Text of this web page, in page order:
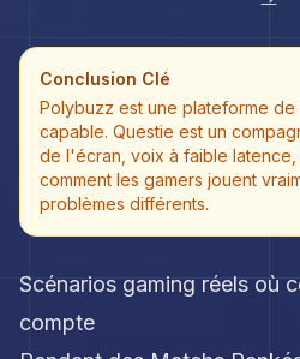
Conclusion Clé
Polybuzz est une plateforme de
capable. Questie est un
de l'écran, voix à faible
comment les gamers jouent
problèmes différents.
Scénarios gaming réels où
compte